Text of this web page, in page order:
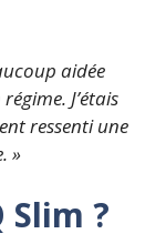
aidée
J’étais
ressenti une
»
Slim ?